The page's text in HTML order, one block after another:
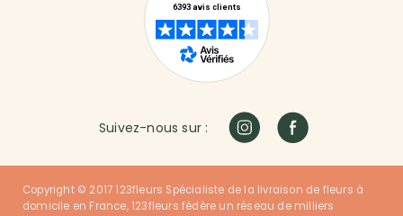
Suivez-nous sur :
Copyright © 2017 123fleurs Spécialiste de la livraison de fleurs à
domicile en France, 123fleurs fédère un réseau de milliers